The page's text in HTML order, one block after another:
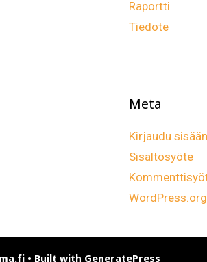
Raportti
Tiedote
Meta
Kirjaudu sisään
Sisältösyöte
WordPress.org
• Built with GeneratePress